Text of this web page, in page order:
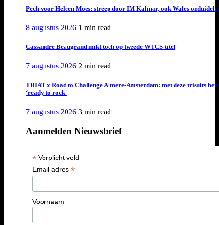
Pech voor Heleen Moes: streep door IM Kalmar, ook Wales
8 augustus 2026 1 min read
Cassandre Beaugrand mikt tóch op tweede WTCS-titel
7 augustus 2026 2 min read
TRIAT x Road to Challenge Almere-Amsterdam: met deze trisuits ben
‘ready to rock’
7 augustus 2026 3 min read
Aanmelden Nieuwsbrief
*Verplicht veld
Email adres *
Voornaam